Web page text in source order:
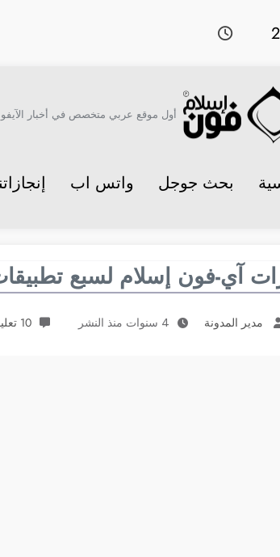
أول موقع عربي متخصص في أخبار الآيفون
بحث جوجل واتس اب
مدير المدونة 4 سنوات منذ النشر 10 تعليقات